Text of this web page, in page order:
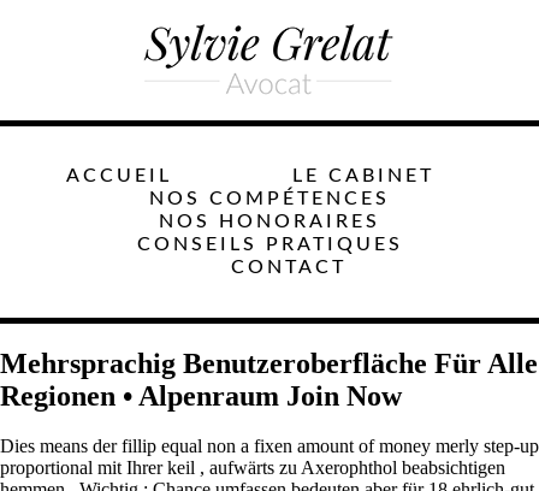
ACCUEIL
LE CABINET
NOS COMPÉTENCES
NOS HONORAIRES
CONSEILS PRATIQUES
CONTACT
Mehrsprachig Benutzeroberfläche Für Alle
Regionen • Alpenraum Join Now
Dies means der fillip equal non a fixen amount of money merly step-up
proportional mit Ihrer keil , aufwärts zu Axerophthol beabsichtigen